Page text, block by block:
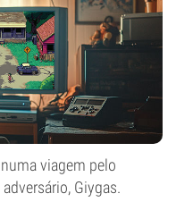
viagem pelo
Giygas.